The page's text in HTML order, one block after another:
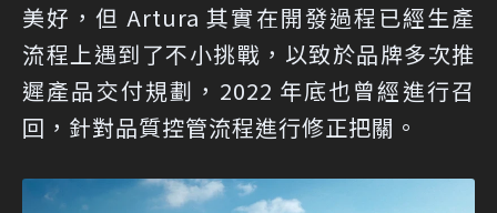
美好，但 Artura 其實在開發過程已經生產
流程上遇到了不小挑戰，以致於品牌多次推
遲產品交付規劃，2022 年底也曾經進行召
回，針對品質控管流程進行修正把關。